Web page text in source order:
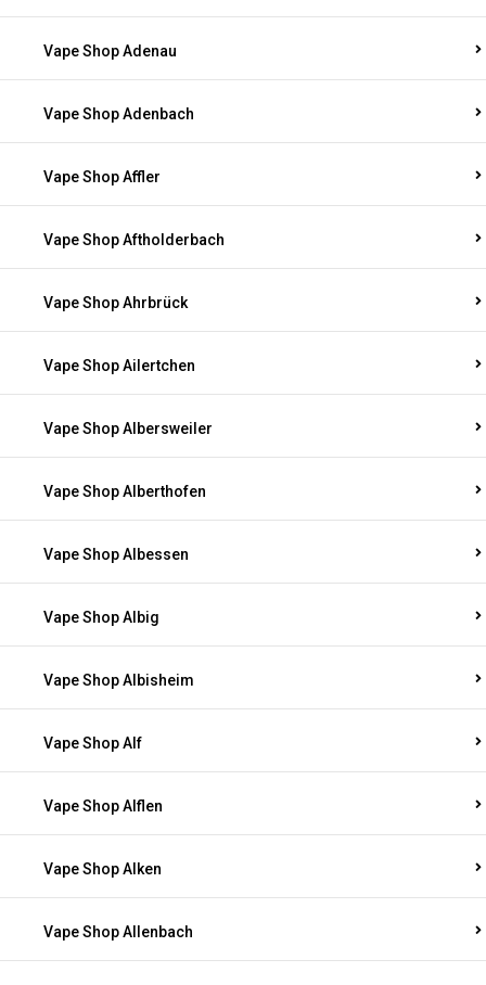
Vape Shop Adenau
Vape Shop Adenbach
Vape Shop Affler
Vape Shop Aftholderbach
Vape Shop Ahrbrück
Vape Shop Ailertchen
Vape Shop Albersweiler
Vape Shop Alberthofen
Vape Shop Albessen
Vape Shop Albig
Vape Shop Albisheim
Vape Shop Alf
Vape Shop Alflen
Vape Shop Alken
Vape Shop Allenbach